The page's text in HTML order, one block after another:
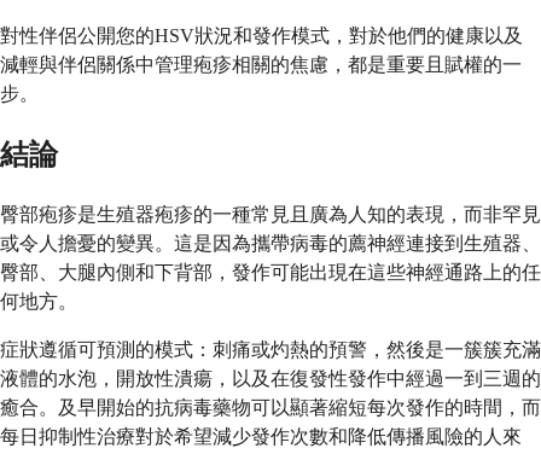
對性伴侶公開您的HSV狀況和發作模式，對於他們的健康以及
減輕與伴侶關係中管理疱疹相關的焦慮，都是重要且賦權的一
步。
結論
臀部疱疹是生殖器疱疹的一種常見且廣為人知的表現，而非罕見
或令人擔憂的變異。這是因為攜帶病毒的薦神經連接到生殖器、
臀部、大腿內側和下背部，發作可能出現在這些神經通路上的任
何地方。
症狀遵循可預測的模式：刺痛或灼熱的預警，然後是一簇簇充滿
液體的水泡，開放性潰瘍，以及在復發性發作中經過一到三週的
癒合。及早開始的抗病毒藥物可以顯著縮短每次發作的時間，而
每日抑制性治療對於希望減少發作次數和降低傳播風險的人來